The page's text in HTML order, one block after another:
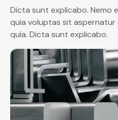
Dicta sunt explicabo. Nemo
quia voluptas sit
quia. Dicta sunt explicabo.